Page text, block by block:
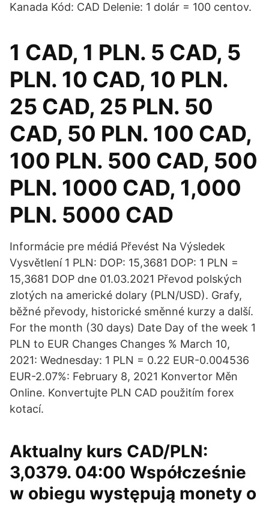
Kanada Kód: CAD Delenie: 1 dolár = 100 centov.
1 CAD, 1 PLN. 5 CAD, 5
PLN. 10 CAD, 10 PLN.
25 CAD, 25 PLN. 50
CAD, 50 PLN. 100 CAD,
100 PLN. 500 CAD, 500
PLN. 1000 CAD, 1,000
PLN. 5000 CAD
Informácie pre médiá Převést Na Výsledek
Vysvětlení 1 PLN: DOP: 15,3681 DOP: 1 PLN =
15,3681 DOP dne 01.03.2021 Převod polských
zlotých na americké dolary (PLN/USD). Grafy,
běžné převody, historické směnné kurzy a další.
For the month (30 days) Date Day of the week 1
PLN to EUR Changes Changes % March 10,
2021: Wednesday: 1 PLN = 0.22 EUR-0.004536
EUR-2.07%: February 8, 2021 Konvertor Měn
Online. Konvertujte PLN CAD použitím forex
kotací.
Aktualny kurs CAD/PLN:
3,0379. 04:00 Współcześnie
w obiegu występują monety o